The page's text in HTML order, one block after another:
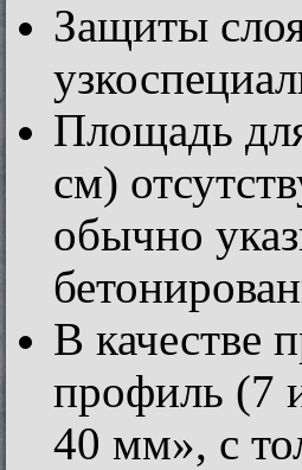
Защиты
Площадь
см)
обычно
В качестве
профиль (7
40 мм», с